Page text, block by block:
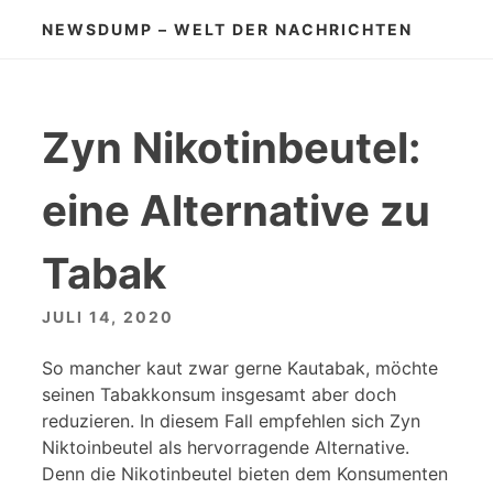
InhaltNEWSDUMP – WELT DER NACHRICHTEN
Zyn Nikotinbeutel:
eine Alternative zu
Tabak
JULI 14, 2020
So mancher kaut zwar gerne Kautabak, möchte
seinen Tabakkonsum insgesamt aber doch
reduzieren. In diesem Fall empfehlen sich Zyn
Niktoinbeutel als hervorragende Alternative.
Denn die Nikotinbeutel bieten dem Konsumenten